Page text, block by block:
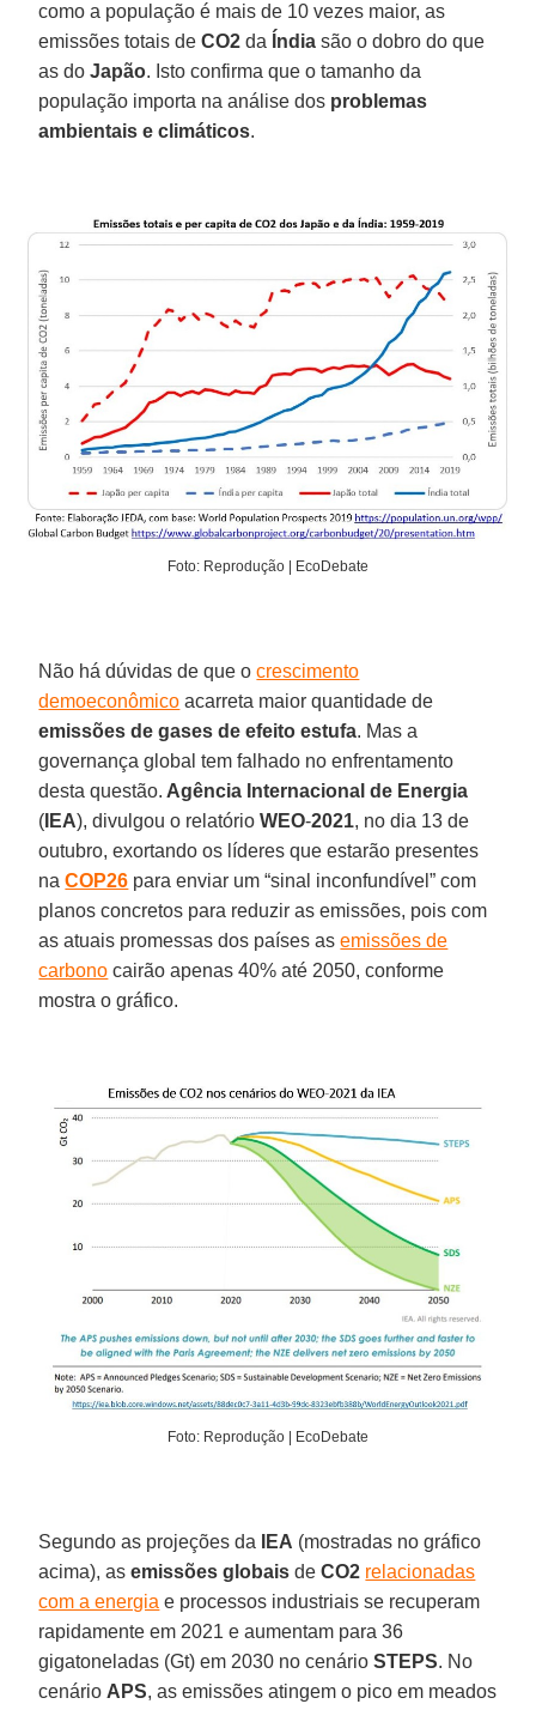
como a população é mais de 10 vezes maior, as
emissões totais deCO2 da Índia são o dobro do que
as doJapão. Isto confirma que o tamanho da
população importa na análise dos problemas
ambientais e climáticos.
Foto: Reprodução | EcoDebate
Não há dúvidas de que ocrescimento
demoeconômico acarreta maior quantidade de
emissões de gases de efeito estufa. Mas a
governança global tem falhado no enfrentamento
desta questão. Agência Internacional de Energia
( IEA), divulgou o relatórioWEO-2021, no dia 13 de
outubro, exortando os líderes que estarão presentes
naCOP26 para enviar um “sinal inconfundível” com
planos concretos para reduzir as emissões, pois com
as atuais promessas dos países asemissões de
carbono cairão apenas 40% até 2050, conforme
mostra o gráfico.
Foto: Reprodução | EcoDebate
Segundo as projeções da IEA (mostradas no gráfico
acima), asemissões globais deCO2 relacionadas
com a energia e processos industriais se recuperam
rapidamente em 2021 e aumentam para 36
gigatoneladas (Gt) em 2030 no cenárioSTEPS. No
cenário APS, as emissões atingem o pico em meados